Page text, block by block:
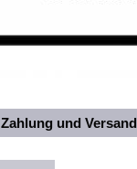
Zahlung und Versand